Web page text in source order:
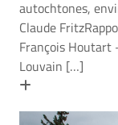
autochtones,
Claude
François Houtart
Louvain […]